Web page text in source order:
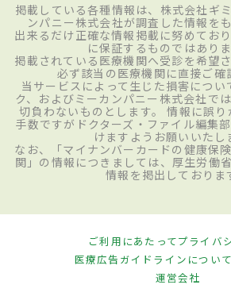
掲載している各種情報は、株式会社ギ
ンパニー株式会社が調査した情報を
出来るだけ正確な情報掲載に努めてお
に保証するものではありま
掲載されている医療機関へ受診を希望
必ず該当の医療機関に直接ご確
当サービスによって生じた損害につい
ク、およびミーカンパニー株式会社で
切負わないものとします。 情報に誤
手数ですがドクターズ・ファイル編集
けますようお願いいたし
なお、「マイナンバーカードの健康保
関」の情報につきましては、厚生労働
情報を掲出しておりま
ご利用にあたってプライバ
医療広告ガイドラインについて
運営会社